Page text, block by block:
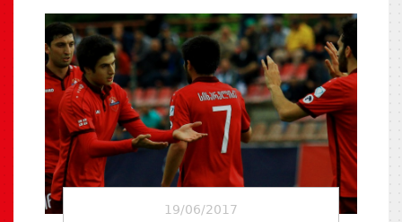
19/06/2017